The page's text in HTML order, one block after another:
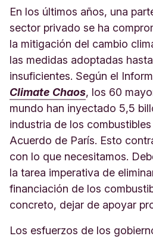
En los últimos años, una
sector privado se ha
la mitigación del cambio
las medidas adoptadas
insuficientes. Según el
Climate Chaos, los 60
mundo han inyectado 5,5
industria de los
Acuerdo de París. Esto
con lo que necesitamos.
la tarea imperativa de
financiación de los
concreto, dejar de apoyar
Los esfuerzos de los